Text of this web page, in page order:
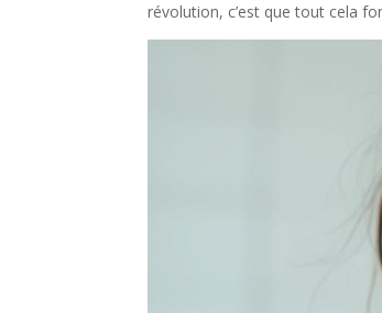
révolution, c’est que tout cela